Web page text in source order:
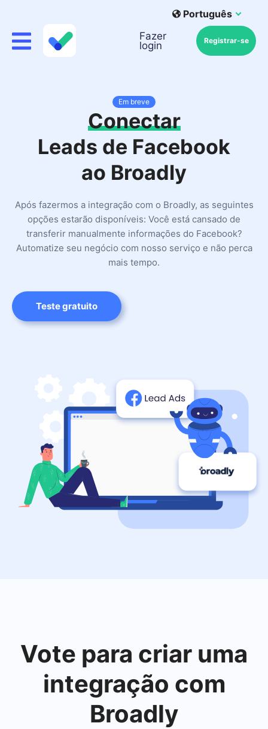
Português
Fazer
login
Registrar-se
Em breve
Conectar
Leads de Facebook
ao Broadly
Após fazermos a integração com o Broadly, as seguintes
opções estarão disponíveis: Você está cansado de
transferir manualmente informações do Facebook?
Automatize seu negócio com nosso serviço e não perca
mais tempo.
Teste gratuito
Vote para criar uma
integração com
Broadly